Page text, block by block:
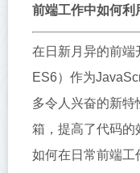
前端工作中如何利
在日新月异的前端
ES6）作为
多令人兴奋的新
箱，提高了代码的
如何在日常前端工